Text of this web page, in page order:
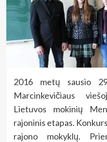
2016 metų sausio
Marcinkevičiaus
Lietuvos mokinių
rajoninis etapas.
rajono mokyklų.